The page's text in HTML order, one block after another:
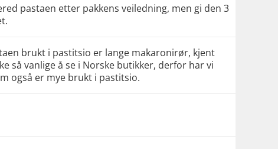
pastaen etter pakkens veiledning, men gi den 3
brukt i pastitsio er lange makaronirør, kjent
så vanlige å se i Norske butikker, derfor har vi
også er mye brukt i pastitsio.